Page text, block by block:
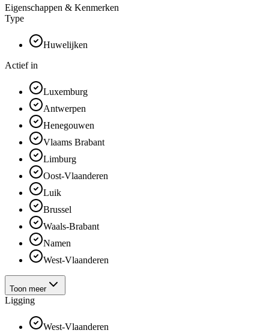
Eigenschappen & Kenmerken
Type
Huwelijken
Actief in
Luxemburg
Antwerpen
Henegouwen
Vlaams Brabant
Limburg
Oost-Vlaanderen
Luik
Brussel
Waals-Brabant
Namen
West-Vlaanderen
Toon meer
Ligging
West-Vlaanderen